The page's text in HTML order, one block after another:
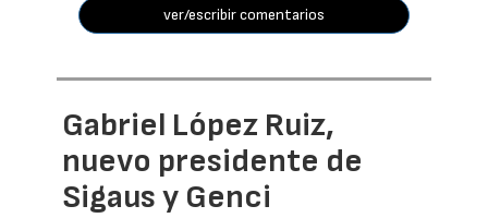
ver/escribir comentarios
Gabriel López Ruiz,
nuevo presidente de
Sigaus y Genci